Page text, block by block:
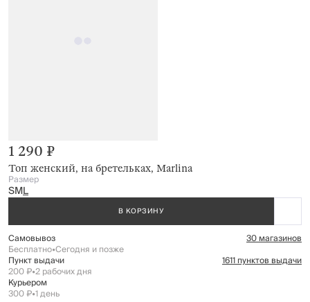
Топ женский, на бретельках, Marlina
1 290 ₽
Размер
SML
В КОРЗИНУ
Самовывоз 30 магазинов
Бесплатно•Сегодня и позже
Пункт выдачи 1611 пунктов выдачи
200 ₽•2 рабочих дня
Курьером
300 ₽•1 день